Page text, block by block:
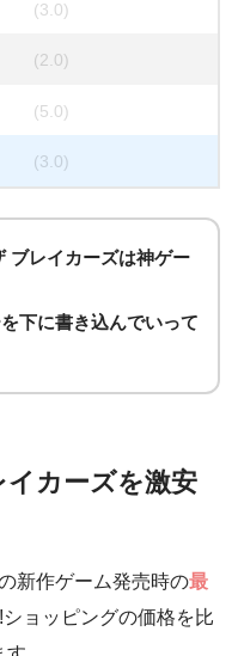
(3.0)
(2.0)
(5.0)
(3.0)
ブレイカーズは神ゲー
下に書き込んでいって
イカーズを激安
新作ゲーム発売時の最
ョッピングの価格を比